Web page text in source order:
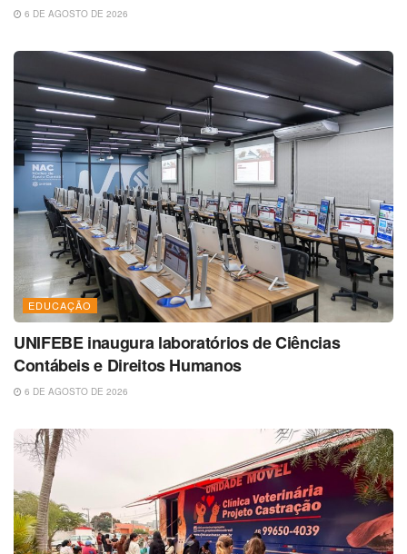
6 DE AGOSTO DE 2026
EDUCAÇÃO
UNIFEBE inaugura laboratórios de Ciências
Contábeis e Direitos Humanos
6 DE AGOSTO DE 2026